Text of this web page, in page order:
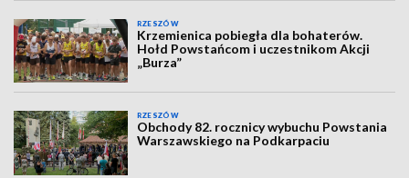
RZESZÓW
Krzemienica pobiegła dla bohaterów.
Hołd Powstańcom i uczestnikom Akcji
„Burza”
RZESZÓW
Obchody 82. rocznicy wybuchu Powstania
Warszawskiego na Podkarpaciu